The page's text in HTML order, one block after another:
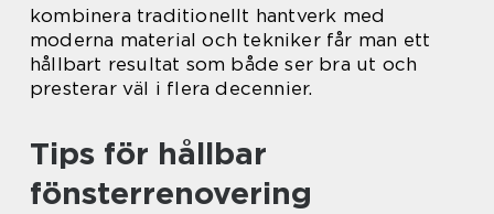
kombinera traditionellt hantverk med
moderna material och tekniker får man ett
hållbart resultat som både ser bra ut och
presterar väl i flera decennier.
Tips för hållbar
fönsterrenovering